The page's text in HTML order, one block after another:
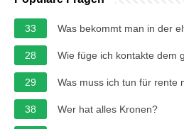
33 Was bekommt man in der
28 Wie füge ich kontakte dem
29 Was muss ich tun für rente
38 Wer hat alles Kronen?